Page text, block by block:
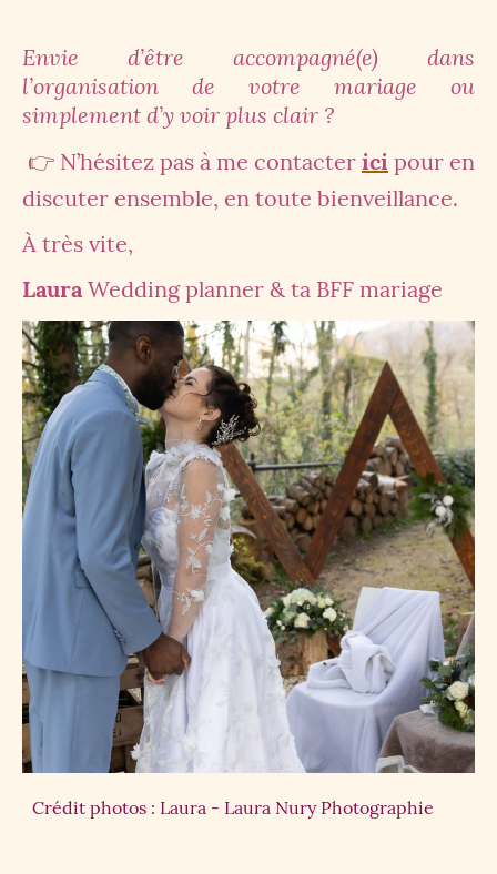
Envie d’être accompagné(e) dans
l’organisation de votre mariage ou
simplement d’y voir plus clair ?
👉 N’hésitez pas à me contacter ici pour en
discuter ensemble, en toute bienveillance.
À très vite,
Laura Wedding planner & ta BFF mariage
Crédit photos : Laura - Laura Nury Photographie